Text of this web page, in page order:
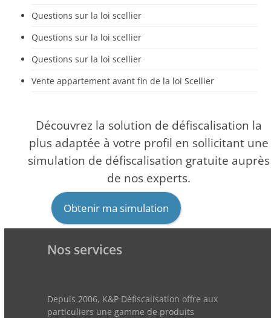
Questions sur la loi scellier
Questions sur la loi scellier
Questions sur la loi scellier
Vente appartement avant fin de la loi Scellier
Découvrez la solution de défiscalisation la
plus adaptée à votre profil en sollicitant une
simulation de défiscalisation gratuite auprès
de nos experts.
Obtenir ma simulation
Nos services
Depuis 2006, K&P Défiscalisation offre aux
particuliers une gamme de produits